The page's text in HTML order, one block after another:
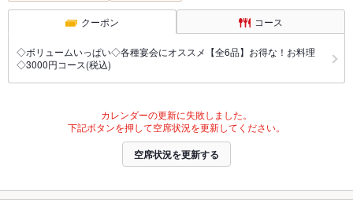
クーポン コース
◇ボリュームいっぱい◇各種宴会にオススメ【全6品】お得な！お料理
◇3000円コース(税込)
カレンダーの更新に失敗しました。
下記ボタンを押して空席状況を更新してください。
空席状況を更新する